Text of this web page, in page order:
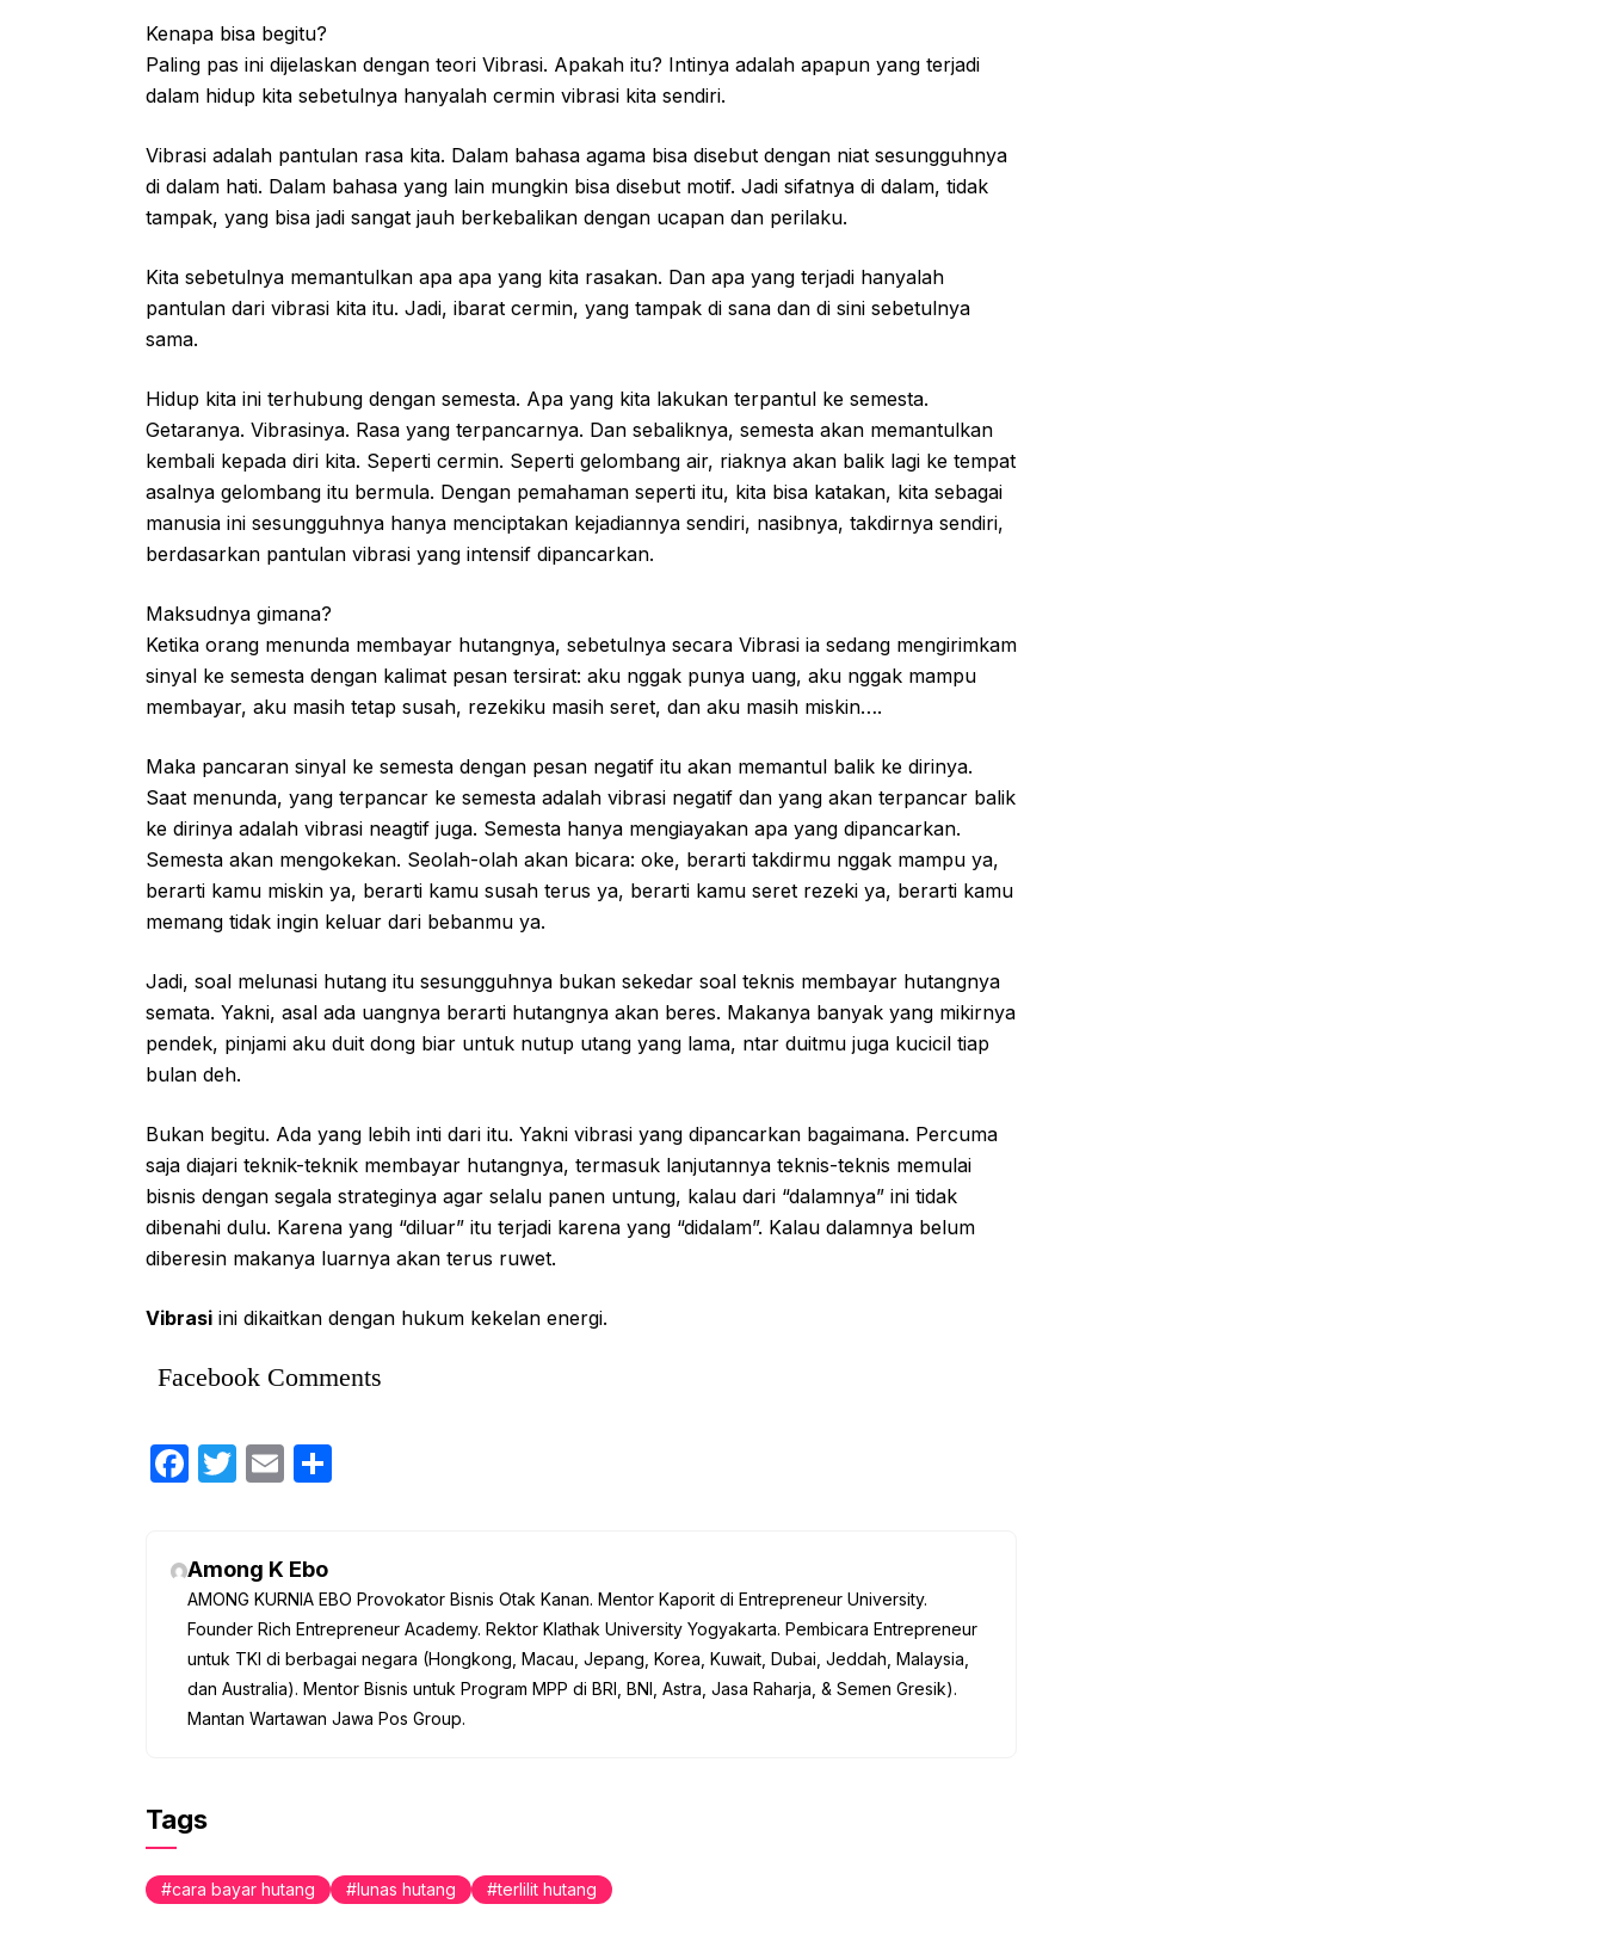
Kenapa bisa begitu?
Paling pas ini dijelaskan dengan teori Vibrasi. Apakah itu? Intinya adalah apapun yang terjadi
dalam hidup kita sebetulnya hanyalah cermin vibrasi kita sendiri.
Vibrasi adalah pantulan rasa kita. Dalam bahasa agama bisa disebut dengan niat sesungguhnya
di dalam hati. Dalam bahasa yang lain mungkin bisa disebut motif. Jadi sifatnya di dalam, tidak
tampak, yang bisa jadi sangat jauh berkebalikan dengan ucapan dan perilaku.
Kita sebetulnya memantulkan apa apa yang kita rasakan. Dan apa yang terjadi hanyalah
pantulan dari vibrasi kita itu. Jadi, ibarat cermin, yang tampak di sana dan di sini sebetulnya
sama.
Hidup kita ini terhubung dengan semesta. Apa yang kita lakukan terpantul ke semesta.
Getaranya. Vibrasinya. Rasa yang terpancarnya. Dan sebaliknya, semesta akan memantulkan
kembali kepada diri kita. Seperti cermin. Seperti gelombang air, riaknya akan balik lagi ke tempat
asalnya gelombang itu bermula. Dengan pemahaman seperti itu, kita bisa katakan, kita sebagai
manusia ini sesungguhnya hanya menciptakan kejadiannya sendiri, nasibnya, takdirnya sendiri,
berdasarkan pantulan vibrasi yang intensif dipancarkan.
Maksudnya gimana?
Ketika orang menunda membayar hutangnya, sebetulnya secara Vibrasi ia sedang mengirimkam
sinyal ke semesta dengan kalimat pesan tersirat: aku nggak punya uang, aku nggak mampu
membayar, aku masih tetap susah, rezekiku masih seret, dan aku masih miskin….
Maka pancaran sinyal ke semesta dengan pesan negatif itu akan memantul balik ke dirinya.
Saat menunda, yang terpancar ke semesta adalah vibrasi negatif dan yang akan terpancar balik
ke dirinya adalah vibrasi neagtif juga. Semesta hanya mengiayakan apa yang dipancarkan.
Semesta akan mengokekan. Seolah-olah akan bicara: oke, berarti takdirmu nggak mampu ya,
berarti kamu miskin ya, berarti kamu susah terus ya, berarti kamu seret rezeki ya, berarti kamu
memang tidak ingin keluar dari bebanmu ya.
Jadi, soal melunasi hutang itu sesungguhnya bukan sekedar soal teknis membayar hutangnya
semata. Yakni, asal ada uangnya berarti hutangnya akan beres. Makanya banyak yang mikirnya
pendek, pinjami aku duit dong biar untuk nutup utang yang lama, ntar duitmu juga kucicil tiap
bulan deh.
Bukan begitu. Ada yang lebih inti dari itu. Yakni vibrasi yang dipancarkan bagaimana. Percuma
saja diajari teknik-teknik membayar hutangnya, termasuk lanjutannya teknis-teknis memulai
bisnis dengan segala strateginya agar selalu panen untung, kalau dari “dalamnya” ini tidak
dibenahi dulu. Karena yang “diluar” itu terjadi karena yang “didalam”. Kalau dalamnya belum
diberesin makanya luarnya akan terus ruwet.
Vibrasi ini dikaitkan dengan hukum kekelan energi.
Facebook Comments
F
e
b
o
o
k
T
er
E
Among K Ebo
AMONG KURNIA EBO Provokator Bisnis Otak Kanan. Mentor Kaporit di Entrepreneur University.
Founder Rich Entrepreneur Academy. Rektor Klathak University Yogyakarta. Pembicara Entrepreneur
untuk TKI di berbagai negara (Hongkong, Macau, Jepang, Korea, Kuwait, Dubai, Jeddah, Malaysia,
dan Australia). Mentor Bisnis untuk Program MPP di BRI, BNI, Astra, Jasa Raharja, & Semen Gresik).
Mantan Wartawan Jawa Pos Group.
Tags
cara bayar hutang lunas hutang terlilit hutang